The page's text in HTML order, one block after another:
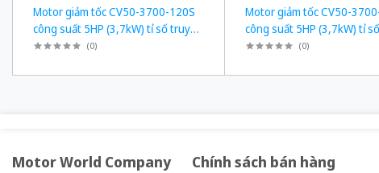
Motor giảm tốc CV50-3700-120S
công suất 5HP (3,7kW) tỉ số truyền
1/120
(0)
Motor giảm tốc CV50-
công suất 5HP (3,7kW) tỉ
1/50
(0)
Motor World Company Chính sách bán hàng